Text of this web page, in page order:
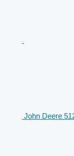
John Deere